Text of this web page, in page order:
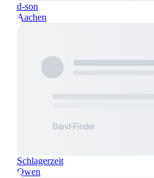
d-son
Aachen
Schlagerzeit
Owen